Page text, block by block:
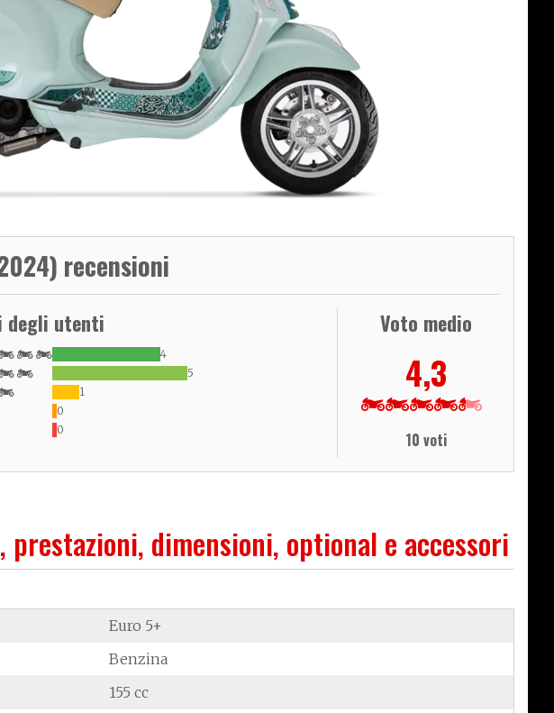
recensioni
degli utenti
4
5
1
0
0
Voto medio
4,3
10 voti
dimensioni, optional e accessori
Euro 5+
Benzina
155 cc